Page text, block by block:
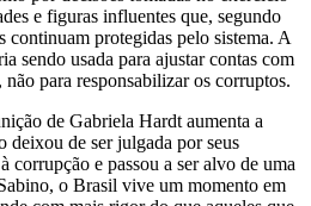
e figuras influentes que, segundo
continuam protegidas pelo sistema. A
sendo usada para ajustar contas com
para responsabilizar os corruptos.
de Gabriela Hardt aumenta a
deixou de ser julgada por seus
corrupção e passou a ser alvo de uma
o Brasil vive um momento em